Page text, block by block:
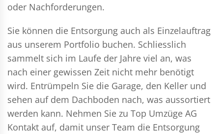
oder Nachforderungen.
Sie können die Entsorgung auch als Einzelauftrag
aus unserem Portfolio buchen. Schliesslich
sammelt sich im Laufe der Jahre viel an, was
nach einer gewissen Zeit nicht mehr benötigt
wird. Entrümpeln Sie die Garage, den Keller und
sehen auf dem Dachboden nach, was aussortiert
werden kann. Nehmen Sie zu Top Umzüge AG
Kontakt auf, damit unser Team die Entsorgung